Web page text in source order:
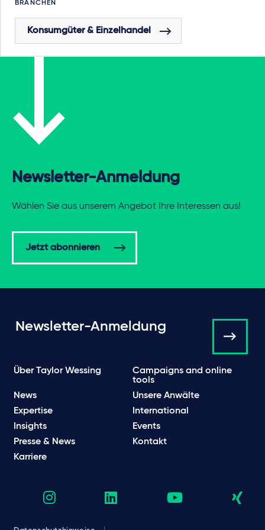
BRANCHEN
Konsumgüter & Einzelhandel
Newsletter-Anmeldung
Wählen Sie aus unserem Angebot Ihre Interessen aus!
Jetzt abonnieren
Newsletter-Anmeldung
Über Taylor Wessing
Campaigns and online
tools
News
Unsere Anwälte
Expertise
International
Insights
Events
Presse & News
Kontakt
Karriere